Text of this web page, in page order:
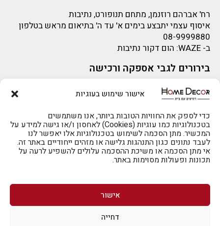
אישור שימוש בעוגיות
כדי לספק את החוויות הטובות ביותר, אנו משתמשים
בטכנולוגיות כמו עוגיות (Cookies) לאחסון ו/או גישה למידע על
המכשיר. מתן הסכמה לשימוש בטכנולוגיות אלו יאפשר לנו
לעבד נתונים כגון התנהגות גלישה או מזהים ייחודיים באתר זה.
אי מתן הסכמה או משיכת ההסכמה עלולים להשפיע לרעה על
תכונות ופעולות מסוימות באתר.
אישור
דחייה
להזמנות 073-2002666
רח' אברהם רוזנמן, מתחם תנופורט, נתיבות
איסוף עצמי יתבצע בימים א' עד ה' בתיאום מראש בטלפון
08-9999880
ב- WAZE: הום דקור נתיבות
בירורים לגבי אספקה ורכישה
בירור לגבי אספקה -ניתן לפנות למייל:
sigal@home-decor.co.il
פניות לפני רכישה – ניתן לפנות למייל: omer@home-
decor.co.il
לרכישה טלפונית: 073-2002666